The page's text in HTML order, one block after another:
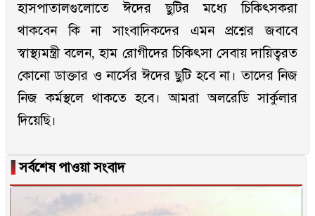
হাসপাতালগুলোতে ঈদের ছুটির মধ্যে চিকিৎসকরা
থাকবেন কি না সাংবাদিকদের এমন প্রশ্নের জবাবে
স্বাস্থ্যমন্ত্রী বলেন, হাম রোগীদের চিকিৎসা সেবায় দায়িত্বরত
কোনো ডাক্তার ও নার্সের ঈদের ছুটি হবে না। তাদের নিজ
নিজ কর্মস্থলে থাকতে হবে। আমরা অলরেডি সার্কুলার
দিয়েছি।
▐সর্বশেষ পাওয়া সংবাদ